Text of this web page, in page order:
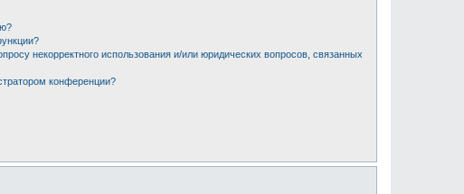
некорректного использования и/или юридических вопросов, связанных
конференции?